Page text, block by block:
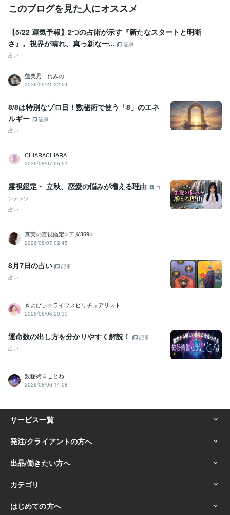
このブログを見た人にオススメ
【5/22 運気予報】2つの占術が示す『新たなスタートと明晰
さ』。視界が晴れ、真っ新な一...
記事
占い
蓮美乃 れみの
2026/05/21 22:54
8/8は特別なゾロ目！数秘術で使う「8」のエネ
ルギー
記事
占い
CHIARACHIARA
2026/08/07 05:51
霊視鑑定・ 立秋、恋愛の悩みが増える理由
コ
ンテンツ
占い
真実の霊視鑑定✨アダ369✨
2026/08/07 02:45
8月7日の占い
記事
占い
きよぴぃ☆ライフスピリチュアリスト
2026/08/06 20:33
運命数の出し方を分かりやすく解説！
記事
占い
数秘術☆ことね
2026/08/06 14:08